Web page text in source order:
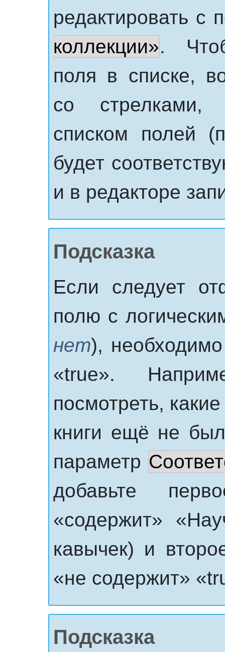
редактировать
коллекции».
поля в списке,
со стрелками,
списком полей
будет
и в редакторе
Подсказка
Если следует
полю с
нет), необходимо
«true».
посмотреть,
книги ещё не
параметр
добавьте
«содержит»
кавычек) и
«не содержит»
Подсказка